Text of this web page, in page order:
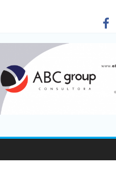
viajaron por el país, un 5,9%